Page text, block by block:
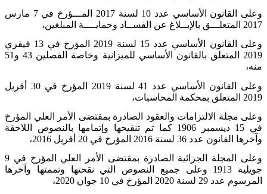
وعلى القانون الأساسي عدد 10 لسنة 2017 المـــؤرخ في 7 مارس
2017 المتعلـــق بالإبــلاغ عن الفســاد وحمايــــة المبلغين،
وعلى القانون الأساسي عدد 15 لسنة 2019 المؤرخ في 13 فيفري
2019 المتعلق بالقانون الأساسي للميزانية وخاصة الفصلين 43 و51
منه،
وعلى القانون الأساسي عدد 41 لسنة 2019 المؤرخ في 30 أفريل
2019 المتعلق بمحكمة المحاسبات،
وعلى مجلة الالتزامات والعقود الصادرة بمقتضى الأمر العلي المؤرخ
في 15 ديسمبر 1906 كما تم تنقيحها وإتمامها بالنصوص اللاحقة
وآخرها القانون عدد 36 لسنة 2016 المؤرخ في 20 أفريل 2016،
وعلى المجلة الجزائية الصادرة بمقتضى الأمر العلي المؤرخ في 9
جويلية 1913 وعلى جميع النصوص التي نقحتها وتممتها وآخرها
المرسوم عدد 29 لسنة 2020 المؤرخ في 10 جوان 2020،